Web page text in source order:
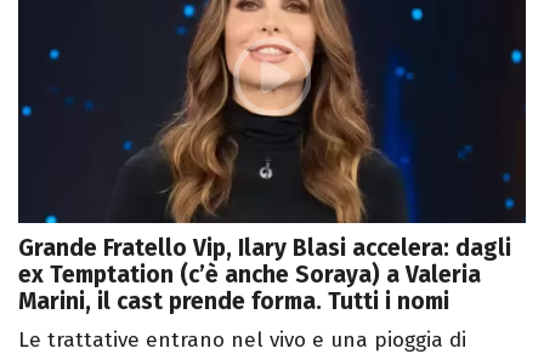
Grande Fratello Vip, Ilary Blasi accelera: dagli
ex Temptation (c’è anche Soraya) a Valeria
Marini, il cast prende forma. Tutti i nomi
Le trattative entrano nel vivo e una pioggia di